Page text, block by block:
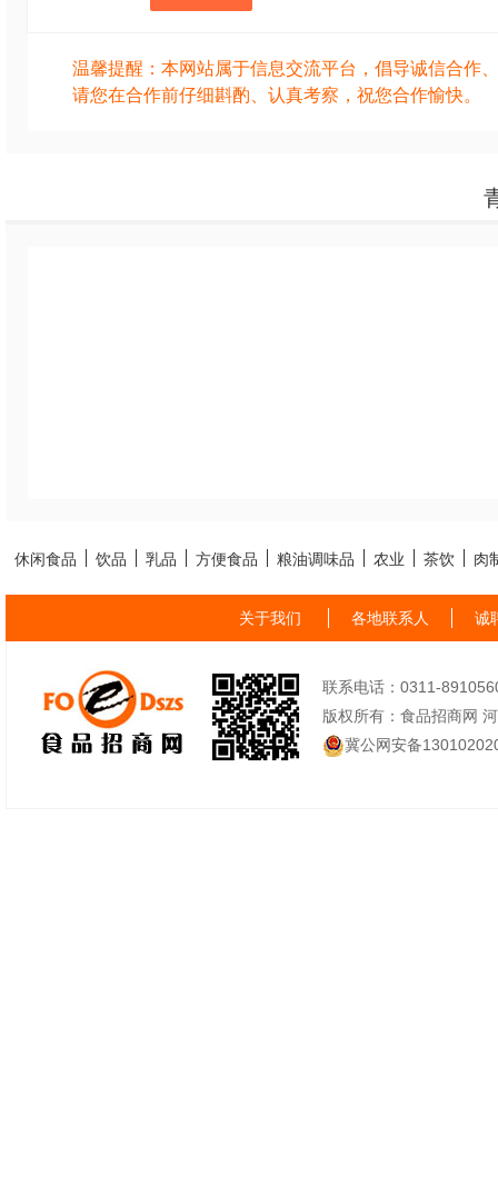
温馨提醒：本网站属于信息交流平台，倡导诚信合作
请您在合作前仔细斟酌、认真考察，祝您合作愉快。
休闲食品 饮品 乳品 方便食品 粮油调味品 农业 茶饮 肉
关于我们 各地联系人 诚
联系电话：0311-
版权所有：食品招商网
冀公网安备